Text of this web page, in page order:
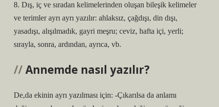
8. Dış, iç ve sıradan kelimelerinden oluşan bileşik kelimeler
ve terimler ayrı ayrı yazılır: ahlaksız, çağdışı, din dışı,
yasadışı, alışılmadık, gayri meşru; ceviz, hafta içi, yerli;
sırayla, sonra, ardından, ayrıca, vb.
Annemde nasıl yazılır?
De,da ekinin ayrı yazılması için: -Çıkarılsa da anlamı